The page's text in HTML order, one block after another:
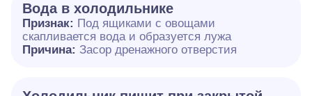
Вода в холодильнике
Признак: Под ящиками с овощами
скапливается вода и образуется лужа
Причина: Засор дренажного отверстия